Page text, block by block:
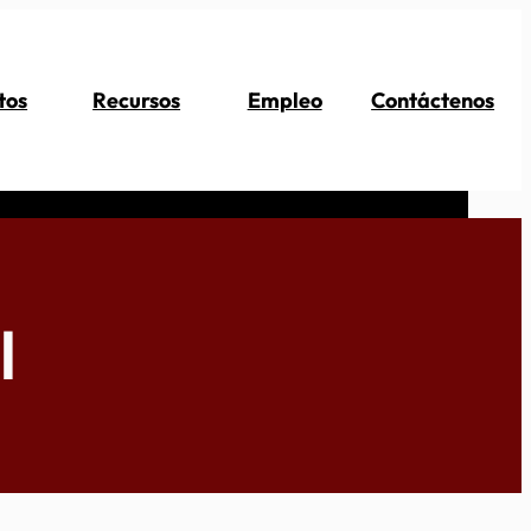
Recursos Empleo Contáctenos